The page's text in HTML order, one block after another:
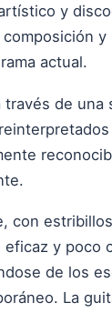
y
actual.
de
con
y poco
de los
La